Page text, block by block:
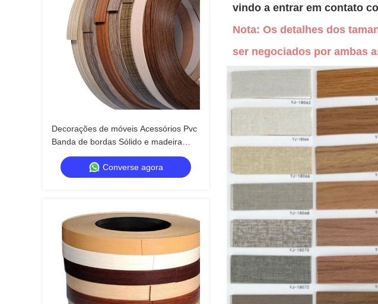
Decorações de móveis Acessórios Pvc
Banda de bordas Sólido e madeira
Grãos de Pvc Banda de bordas fitas de
plástico bordas de mesa
Converse agora
vindo a entrar em contato
Nota: Os detalhes dos
ser negociados por ambas